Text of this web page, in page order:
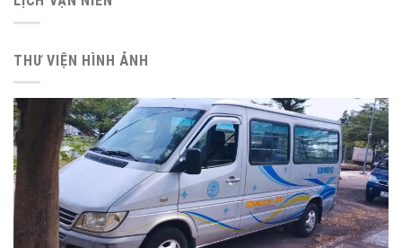
THƯ VIỆN HÌNH ẢNH